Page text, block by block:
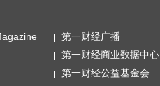
第一财经广播
第一财经商业数据中心
第一财经公益基金会